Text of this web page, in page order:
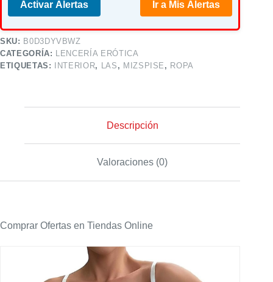
Activar Alertas Ir a Mis Alertas
SKU: B0D3DYVBWZ
CATEGORÍA:
LENCERÍA ERÓTICA
ETIQUETAS:
INTERIOR, LAS , MIZSPISE , ROPA
Descripción
Valoraciones (0)
Comprar Ofertas en Tiendas Online